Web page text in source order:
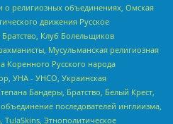
о религиозных объединениях, Омская
движения Русское
Клуб Болельщиков
Мусульманская религиозная
Коренного Русского народа
УНА - УНСО, Украинская
Бандеры, Братство, Белый Крест,
последователей инглиизма,
Этнополитическое